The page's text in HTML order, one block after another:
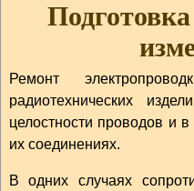
Ремонт
радиотехнических
целостности проводов и
их соединениях.
В одних случаях